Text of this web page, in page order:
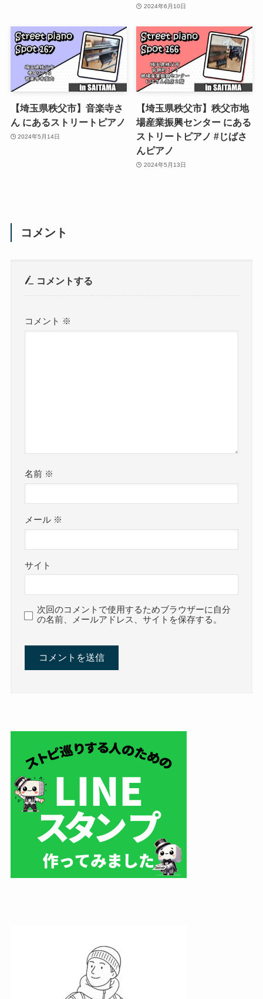
2024年6月10日
【埼玉県秩父市】音楽寺さ
ん にあるストリートピアノ
2024年5月14日
【埼玉県秩父市】秩父市地
場産業振興センター にある
ストリートピアノ #じばさ
んピアノ
2024年5月13日
コメント
コメントする
コメント ※
名前 ※
メール ※
サイト
次回のコメントで使用するためブラウザーに自分
の名前、メールアドレス、サイトを保存する。